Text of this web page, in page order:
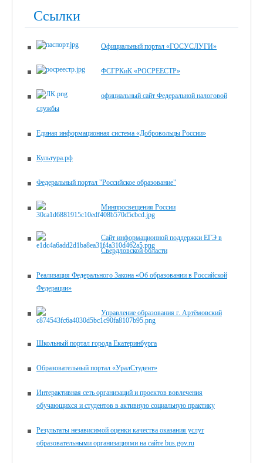
Ссылки
Официальный портал «ГОСУСЛУГИ»
ФСГРКиК «РОСРЕЕСТР»
официальный сайт Федеральной налоговой
службы
Единая информационная система «Добровольцы России»
Культура.рф
Федеральный портал "Российское образование"
Минпросвещения России
Сайт информационной поддержки ЕГЭ в
Свердловской области
Реализация Федерального Закона «Об образовании в Российской
Федерации»
Управление образования г. Артёмовский
Школьный портал города Екатеринбурга
Образовательный портал «УралСтудент»
Интерактивная сеть организаций и проектов вовлечения
обучающихся и студентов в активную социальную практику
Результаты независимой оценки качества оказания услуг
образовательными организациями на сайте bus.gov.ru